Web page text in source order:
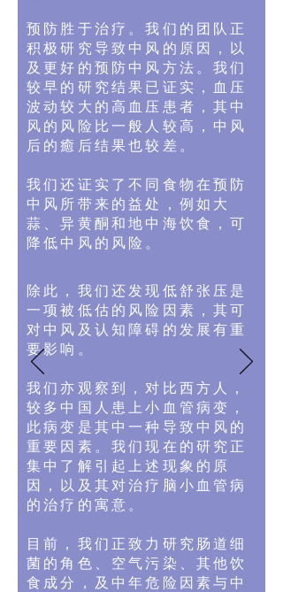
预防胜于治疗。我们的团队正
积极研究导致中风的原因，以
及更好的预防中风方法。我们
较早的研究结果已证实，血压
波动较大的高血压患者，其中
风的风险比一般人较高，中风
后的癒后结果也较差。
我们还证实了不同食物在预防
中风所带来的益处，例如大
蒜、异黄酮和地中海饮食，可
降低中风的风险。
​除此，我们还发现低舒张压是
一项被低估的风险因素，其可
对中风及认知障碍的发展有重
要影响。
我们亦观察到，对比西方人，
较多中国人患上小血管病变，
此病变是其中一种导致中风的
重要因素。我们现在的研究正
集中了解引起上述现象的原
因，以及其对治疗脑小血管病
的治疗的寓意。
目前，我们正致力研究肠道细
菌的角色、空气污染、其他饮
食成分，及中年危险因素与中